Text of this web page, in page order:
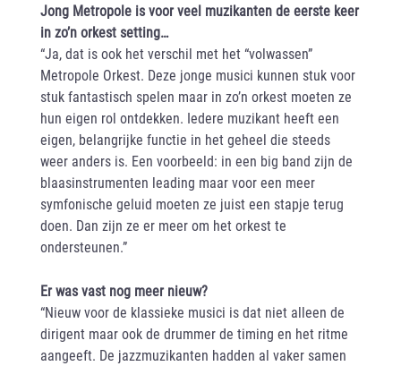
Jong Metropole is voor veel muzikanten de eerste keer
in zo’n orkest setting…
“Ja, dat is ook het verschil met het “volwassen”
Metropole Orkest. Deze jonge musici kunnen stuk voor
stuk fantastisch spelen maar in zo’n orkest moeten ze
hun eigen rol ontdekken. Iedere muzikant heeft een
eigen, belangrijke functie in het geheel die steeds
weer anders is. Een voorbeeld: in een big band zijn de
blaasinstrumenten leading maar voor een meer
symfonische geluid moeten ze juist een stapje terug
doen. Dan zijn ze er meer om het orkest te
ondersteunen.”
Er was vast nog meer nieuw?
“Nieuw voor de klassieke musici is dat niet alleen de
dirigent maar ook de drummer de timing en het ritme
aangeeft. De jazzmuzikanten hadden al vaker samen